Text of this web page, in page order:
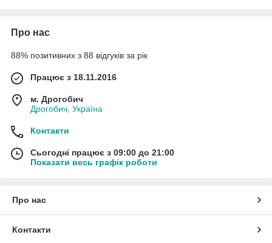
Про нас
88% позитивних з 88 відгуків за рік
Працює з 18.11.2016
м. Дрогобич
Дрогобич, Україна
Контакти
Сьогодні працює з 09:00 до 21:00
Показати весь графік роботи
Про нас
Контакти